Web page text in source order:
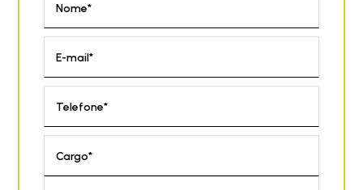
Nome*
E-mail*
Telefone*
Cargo*